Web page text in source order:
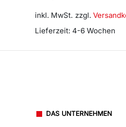
inkl. MwSt. zzgl.
Lieferzeit: 4-6 Wochen
DAS UNTERNEHMEN